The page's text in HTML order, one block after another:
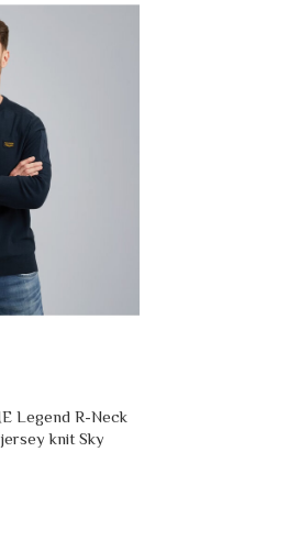
Legend R-Neck
knit Sky